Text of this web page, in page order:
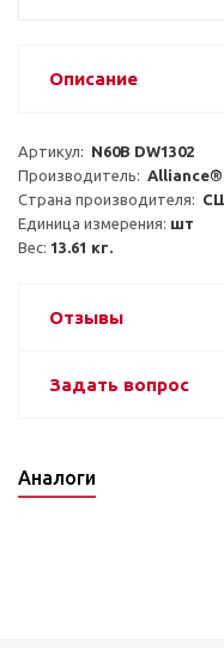
Описание
Артикул: N60B DW1302
Производитель: Alliance®
Страна производителя:
Единица измерения: шт
Вес: 13.61 кг.
Отзывы
Задать вопрос
Аналоги